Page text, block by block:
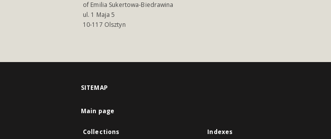
of Emilia Sukertowa-Biedrawina
ul. 1 Maja 5
10-117 Olsztyn
SITEMAP
Main page
Collections Indexes